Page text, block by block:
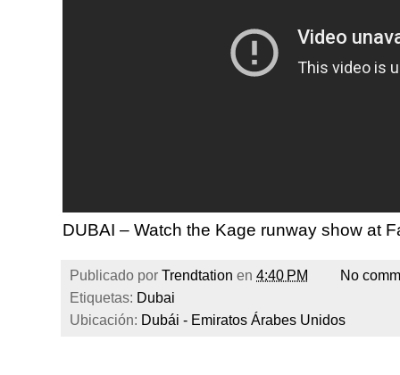
DUBAI – Watch the Kage runway show at
Publicado por Trendtation en 4:40 PM
No
Etiquetas: Dubai
Ubicación: Dubái - Emiratos Árabes Unidos